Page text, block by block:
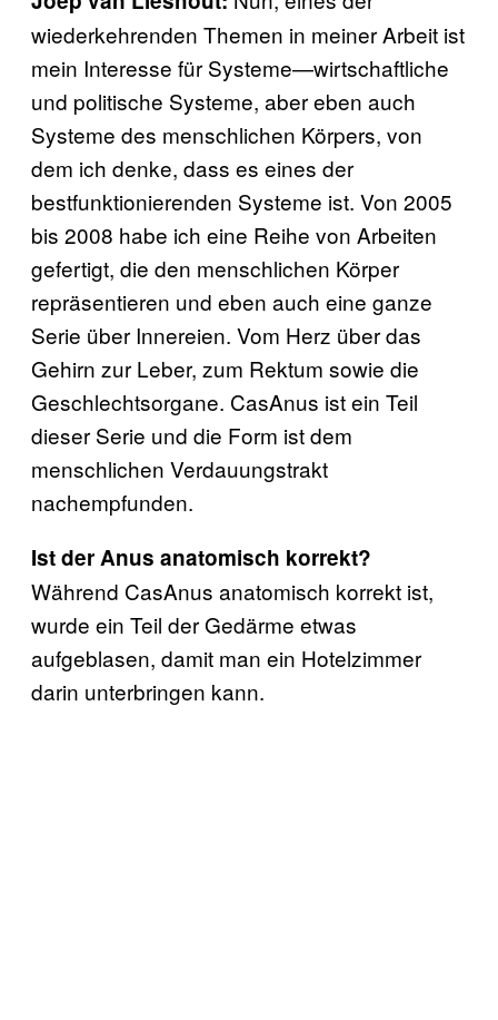
wiederkehrenden Themen in meiner Arbeit ist
mein Interesse für Systeme—wirtschaftliche
und politische Systeme, aber eben auch
Systeme des menschlichen Körpers, von
dem ich denke, dass es eines der
bestfunktionierenden Systeme ist. Von 2005
bis 2008 habe ich eine Reihe von Arbeiten
gefertigt, die den menschlichen Körper
repräsentieren und eben auch eine ganze
Serie über Innereien. Vom Herz über das
Gehirn zur Leber, zum Rektum sowie die
Geschlechtsorgane. CasAnus ist ein Teil
dieser Serie und die Form ist dem
menschlichen Verdauungstrakt
nachempfunden.
Ist der Anus anatomisch korrekt?
Während CasAnus anatomisch korrekt ist,
wurde ein Teil der Gedärme etwas
aufgeblasen, damit man ein Hotelzimmer
darin unterbringen kann.